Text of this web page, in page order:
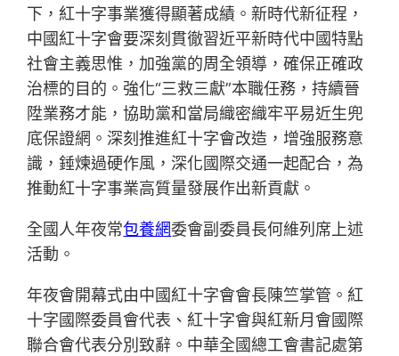
下，紅十字事業獲得顯著成績。新時代新征程，
中國紅十字會要深刻貫徹習近平新時代中國特點
社會主義思惟，加強黨的周全領導，確保正確政
治標的目的。強化“三救三獻”本職任務，持續晉
陞業務才能，協助黨和當局織密織牢平易近生兜
底保證網。深刻推進紅十字會改造，增強服務意
識，錘煉過硬作風，深化國際交通一起配合，為
推動紅十字事業高質量發展作出新貢獻。
全國人年夜常包養網委會副委員長何維列席上述
活動。
年夜會開幕式由中國紅十字會會長陳竺掌管。紅
十字國際委員會代表、紅十字會與紅新月會國際
聯合會代表分別致辭。中華全國總工會書記處第